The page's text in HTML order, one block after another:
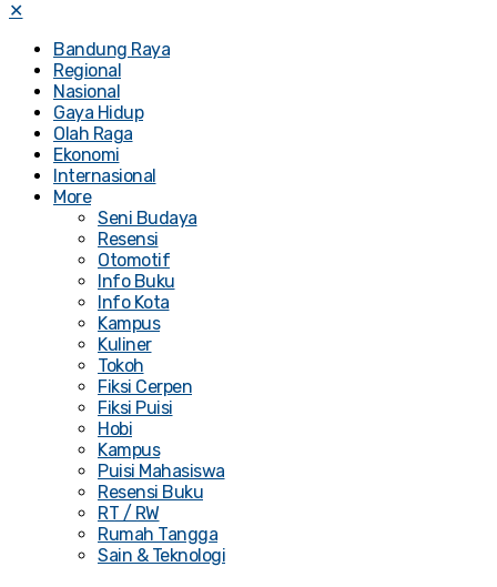
✕
Bandung Raya
Regional
Nasional
Gaya Hidup
Olah Raga
Ekonomi
Internasional
More
Seni Budaya
Resensi
Otomotif
Info Buku
Info Kota
Kampus
Kuliner
Tokoh
Fiksi Cerpen
Fiksi Puisi
Hobi
Kampus
Puisi Mahasiswa
Resensi Buku
RT / RW
Rumah Tangga
Sain & Teknologi